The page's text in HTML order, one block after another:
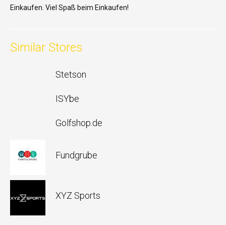
Einkaufen. Viel Spaß beim Einkaufen!
Similar Stores
Stetson
ISYbe
Golfshop.de
Fundgrube
XYZ Sports